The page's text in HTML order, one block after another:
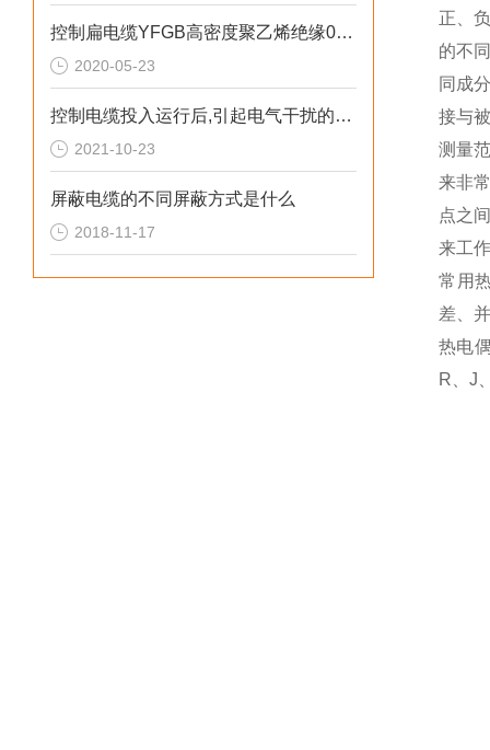
控制扁电缆YFGB高密度聚乙烯绝缘0.6mm
2020-05-23
控制电缆投入运行后,引起电气干扰的主要原因有
2021-10-23
屏蔽电缆的不同屏蔽方式是什么
2018-11-17
正、
的不
同成
接与
测量
来非
点之
来工
常用
差、
热电
R、J